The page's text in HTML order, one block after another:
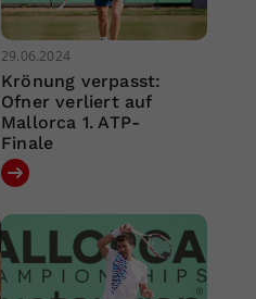
29.06.2024
Krönung verpasst:
Ofner verliert auf
Mallorca 1. ATP-
Finale